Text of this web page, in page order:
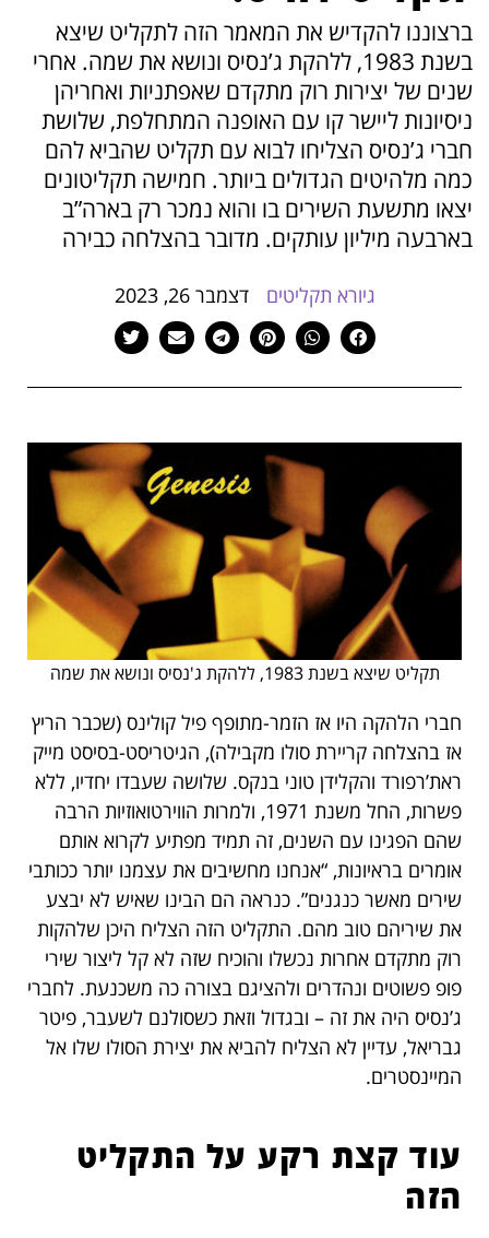
הוסף קו תחתון לקישורים
font_download סמן קישורים
לאפס
את
כל
האפשרויות
cached
ברצוננו להקדיש את המאמר הזה לתקליט שיצא
בשנת 1983, ללהקת ג’נסיס ונושא את שמה. אחרי
שנים של יצירות רוק מתקדם שאפתניות ואחריהן
ניסיונות ליישר קו עם האופנה המתחלפת, שלושת
חברי ג’נסיס הצליחו לבוא עם תקליט שהביא להם
כמה מלהיטים הגדולים ביותר. חמישה תקליטונים
יצאו מתשעת השירים בו והוא נמכר רק בארה”ב
בארבעה מיליון עותקים. מדובר בהצלחה כבירה
גיורא תקליטים דצמבר 26, 2023
תקליט שיצא בשנת 1983, ללהקת ג'נסיס ונושא את שמה
חברי הלהקה היו אז הזמר-מתופף פיל קולינס (שכבר הריץ
אז בהצלחה קריירת סולו מקבילה), הגיטריסט-בסיסט מייק
ראת’רפורד והקלידן טוני בנקס. שלושה שעבדו יחדיו, ללא
פשרות, החל משנת 1971, ולמרות הווירטואוזיות הרבה
שהם הפגינו עם השנים, זה תמיד מפתיע לקרוא אותם
אומרים בראיונות, “אנחנו מחשיבים את עצמנו יותר ככותבי
שירים מאשר כנגנים”. כנראה הם הבינו שאיש לא יבצע
את שיריהם טוב מהם. התקליט הזה הצליח היכן שלהקות
רוק מתקדם אחרות נכשלו והוכיח שזה לא קל ליצור שירי
פופ פשוטים ונהדרים ולהציגם בצורה כה משכנעת. לחברי
ג’נסיס היה את זה – ובגדול וזאת כשסולנם לשעבר, פיטר
גבריאל, עדיין לא הצליח להביא את יצירת הסולו שלו אל
המיינסטרים.
עוד קצת רקע על התקליט
הזה